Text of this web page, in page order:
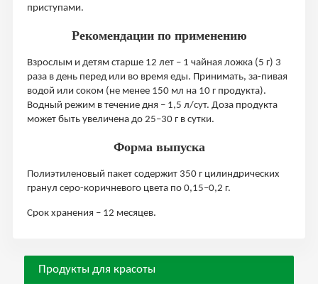
приступами.
Рекомендации по применению
Взрослым и детям старше 12 лет – 1 чайная ложка (5 г) 3
раза в день перед или во время еды. Принимать, за-пивая
водой или соком (не менее 150 мл на 10 г продукта).
Водный режим в течение дня – 1,5 л/сут. Доза продукта
может быть увеличена до 25–30 г в сутки.
Форма выпуска
Полиэтиленовый пакет содержит 350 г цилиндрических
гранул серо-коричневого цвета по 0,15–0,2 г.
Срок хранения – 12 месяцев.
Продукты для красоты